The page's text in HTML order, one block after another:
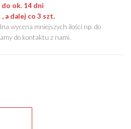
do ok. 14 dni
, a dalej co 3 szt.
wycena mniejszych ilości np. do
do kontaktu z nami.